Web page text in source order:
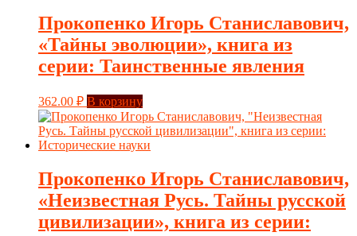
Прокопенко Игорь Станиславович,
«Тайны эволюции», книга из
серии: Таинственные явления
362.00 ₽ В корзину
Прокопенко Игорь Станиславович,
«Неизвестная Русь. Тайны русской
цивилизации», книга из серии: